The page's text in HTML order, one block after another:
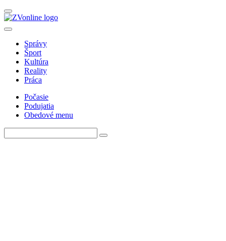
Správy
Šport
Kultúra
Reality
Práca
Počasie
Podujatia
Obedové menu